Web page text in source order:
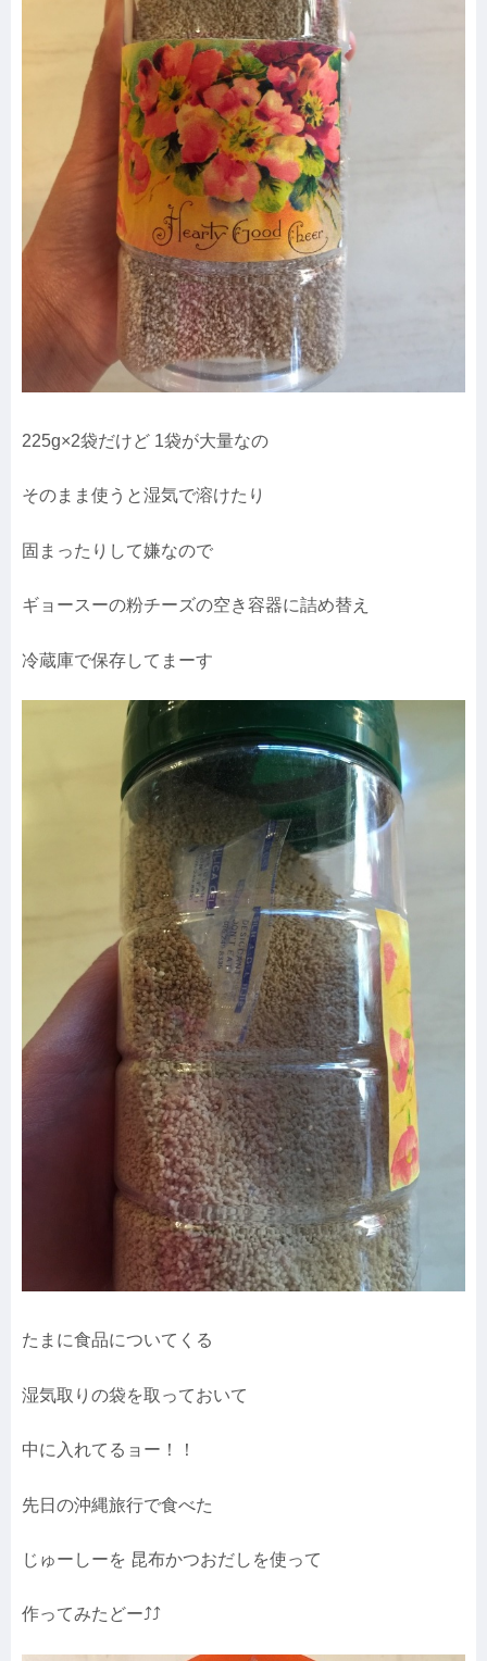
225g×2袋だけど 1袋が大量なの
そのまま使うと湿気で溶けたり
固まったりして嫌なので
ギョースーの粉チーズの空き容器に詰め替え
冷蔵庫で保存してまーす
たまに食品についてくる
湿気取りの袋を取っておいて
中に入れてるョー！！
先日の沖縄旅行で食べた
じゅーしーを 昆布かつおだしを使って
作ってみたどー⤴︎⤴︎